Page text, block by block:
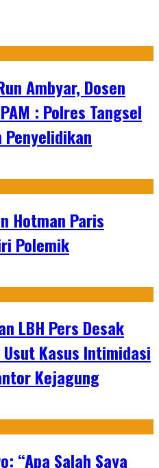
Ambyar, Dosen
: Polres Tangsel
Penyelidikan
Hotman Paris
Polemik
LBH Pers Desak
Usut Kasus Intimidasi
Kejagung
“Apa Salah Saya